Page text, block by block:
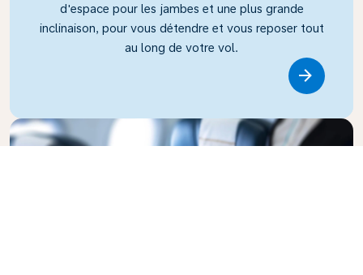
d'espace pour les jambes et une plus grande
inclinaison, pour vous détendre et vous reposer tout
au long de votre vol.